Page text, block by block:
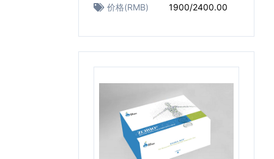
价格(RMB)
1900/2400.00